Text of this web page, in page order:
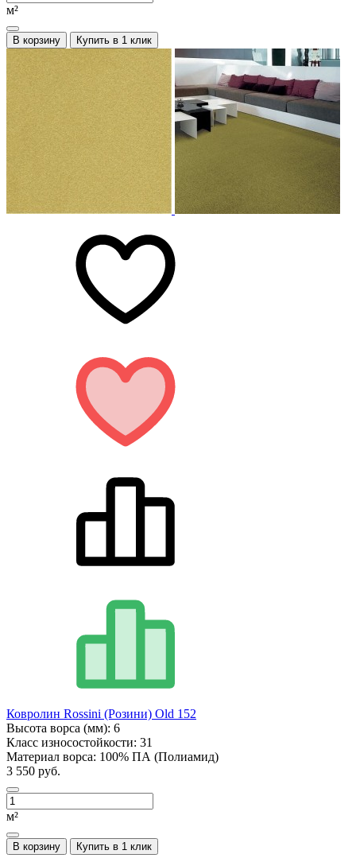
м²
В корзину Купить в 1 клик
Ковролин Rossini (Розини) Old 152
Высота ворса (мм): 6
Класс износостойкости: 31
Материал ворса: 100% ПА (Полиамид)
3 550 руб.
м²
В корзину Купить в 1 клик